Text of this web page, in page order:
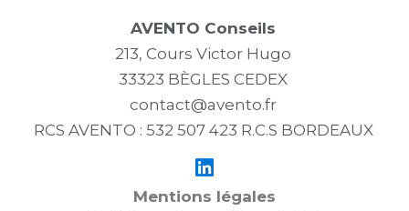
AVENTO Conseils
213, Cours Victor Hugo
33323 BÈGLES CEDEX
contact@avento.fr
RCS AVENTO : 532 507 423 R.C.S BORDEAUX
Mentions légales